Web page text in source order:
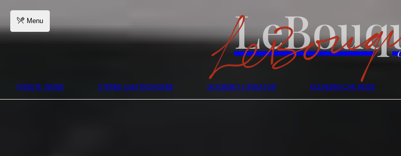
Menu
FEINSTE WEINE STERNE GASTRONOMIE GOURMET LITERATUR KULINARISCHE REISE